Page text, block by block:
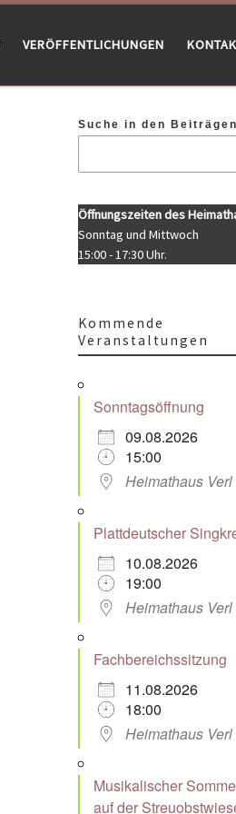
VERÖFFENTLICHUNGEN
Office 365
Suche in den Beiträgen
Öffnungszeiten des
Sonntag und Mittwoch
15:00 - 17:30 Uhr.
Kommende
Veranstaltungen
Sonntagsöffnung
09.08.2026
15:00
Heimathaus Verl
Plattdeutscher
10.08.2026
19:00
Heimathaus Verl
Fachbereichssitzung
11.08.2026
18:00
Heimathaus Verl
Musikalischer
auf der